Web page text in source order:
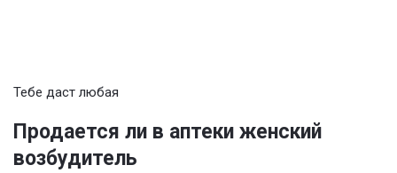
Тебе даст любая
Продается ли в аптеки женский
возбудитель